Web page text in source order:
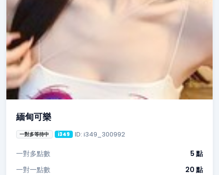
緬甸可樂
一對多等待中 i349 ID: i349_300992
一對多點數
5 點
一對一點數
20 點